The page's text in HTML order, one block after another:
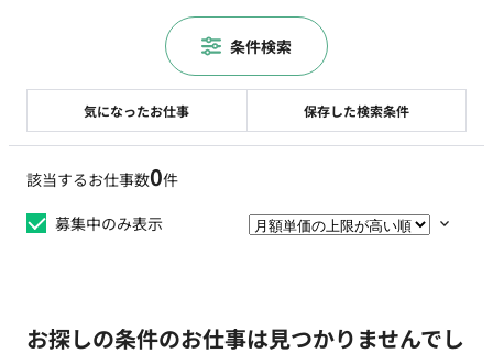
該当するお仕事数0件
募集中のみ表示
お探しの条件のお仕事は見つかりませんでし
気になったお仕事 保存した検索条件
条件検索